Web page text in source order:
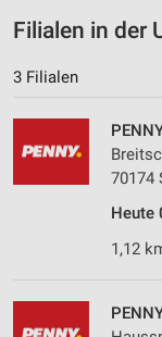
Filialen in der
3 Filialen
70174
Heute
1,12
von Inhalten
Verwendung von
Messung der
Messung der
Analyse von
Kombinationen
Entwicklung und